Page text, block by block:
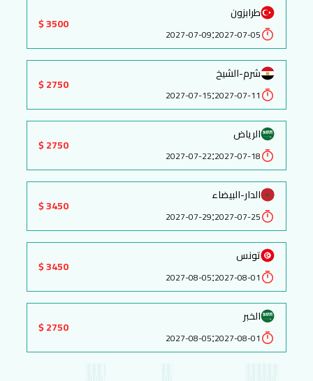
طرابزون
2027-07-05
:
2027-07-09
3500 $
شرم-الشيخ
2027-07-11
:
2027-07-15
2750 $
الرياض
2027-07-18
:
2027-07-22
2750 $
الدار-البيضاء
2027-07-25
:
2027-07-29
3450 $
تونس
2027-08-01
:
2027-08-05
3450 $
الخبر
2027-08-01
:
2027-08-05
2750 $